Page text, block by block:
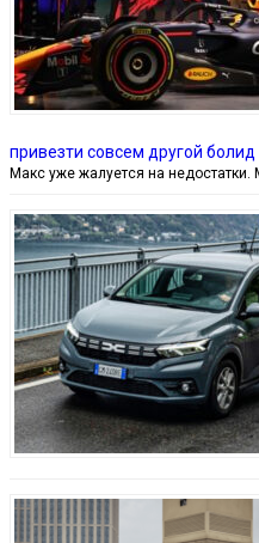
привезти совсем другой болид
Макс уже жалуется на